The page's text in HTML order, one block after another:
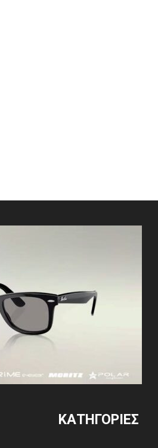
ΚΑΤΗΓΟΡΙΕΣ